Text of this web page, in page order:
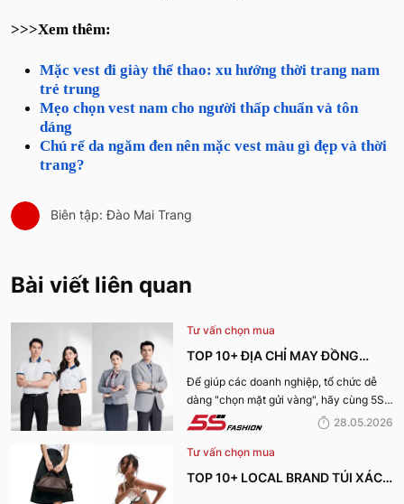
>>>Xem thêm:
Mặc vest đi giày thể thao: xu hướng thời trang nam
trẻ trung
Mẹo chọn vest nam cho người thấp chuẩn và tôn
dáng
Chú rể da ngăm đen nên mặc vest màu gì đẹp và thời
trang?
Biên tập: Đào Mai Trang
Bài viết liên quan
Tư vấn chọn mua
TOP 10+ ĐỊA CHỈ MAY ĐỒNG
PHỤC CÔNG TY ĐẸP, UY TÍN
NHẤT HIỆN NAY
Để giúp các doanh nghiệp, tổ chức dễ
dàng "chọn mặt gửi vàng", hãy cùng 5S
Fashion tìm hiểu những địa chỉ may đồng
được nhiều đánh giá tích cực nhất hiện
nay.
28.05.2026
Tư vấn chọn mua
TOP 10+ LOCAL BRAND TÚI XÁCH